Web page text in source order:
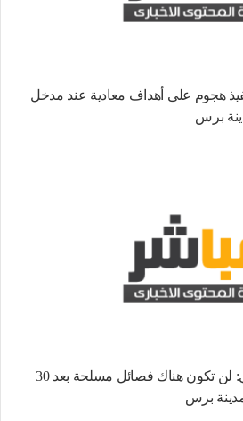
هجوم على أهداف معادية عند مدخل
برس
متحدث عسكري عراقي: لن تكون هناك فصائل مسلحة بعد 30
برس